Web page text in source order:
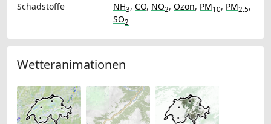
Schadstoffe
NH3, CO, NO2, Ozon, PM10, PM2.5,
SO2
Wetteranimationen